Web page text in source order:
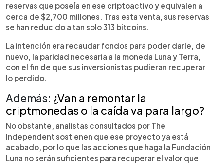
reservas que poseía en ese criptoactivo y equivalen a
cerca de $2,700 millones. Tras esta venta, sus reservas
se han reducido a tan solo 313 bitcoins.
La intención era recaudar fondos para poder darle, de
nuevo, la paridad necesaria a la moneda Luna y Terra,
con el fin de que sus inversionistas pudieran recuperar
lo perdido.
Además: ¿Van a remontar la
criptmonedas o la caída va para largo?
No obstante, analistas consultados por The
Independent sostienen que ese proyecto ya está
acabado, por lo que las acciones que haga la Fundación
Luna no serán suficientes para recuperar el valor que